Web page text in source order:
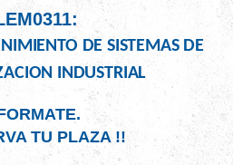
DE SISTEMAS DE
INDUSTRIAL
TU PLAZA !!